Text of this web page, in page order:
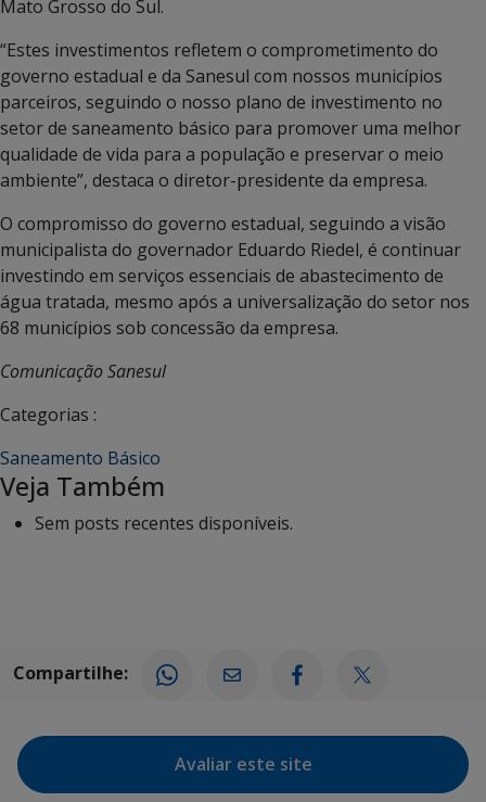
Mato Grosso do Sul.
“Estes investimentos refletem o comprometimento do
governo estadual e da Sanesul com nossos municípios
parceiros, seguindo o nosso plano de investimento no
setor de saneamento básico para promover uma melhor
qualidade de vida para a população e preservar o meio
ambiente”, destaca o diretor-presidente da empresa.
O compromisso do governo estadual, seguindo a visão
municipalista do governador Eduardo Riedel, é continuar
investindo em serviços essenciais de abastecimento de
água tratada, mesmo após a universalização do setor nos
68 municípios sob concessão da empresa.
Comunicação Sanesul
Categorias :
Saneamento Básico
Veja Também
Sem posts recentes disponíveis.
Compartilhe:
Avaliar este site